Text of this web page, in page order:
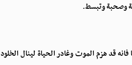
وصحبة وتبسط.
قد هزم الموت وغادر الحياة لينال الخلود